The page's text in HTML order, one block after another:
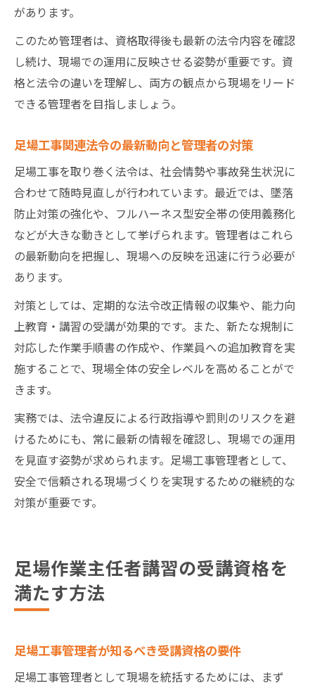
があります。
このため管理者は、資格取得後も最新の法令内容を確認
し続け、現場での運用に反映させる姿勢が重要です。資
格と法令の違いを理解し、両方の観点から現場をリード
できる管理者を目指しましょう。
足場工事関連法令の最新動向と管理者の対策
足場工事を取り巻く法令は、社会情勢や事故発生状況に
合わせて随時見直しが行われています。最近では、墜落
防止対策の強化や、フルハーネス型安全帯の使用義務化
などが大きな動きとして挙げられます。管理者はこれら
の最新動向を把握し、現場への反映を迅速に行う必要が
あります。
対策としては、定期的な法令改正情報の収集や、能力向
上教育・講習の受講が効果的です。また、新たな規制に
対応した作業手順書の作成や、作業員への追加教育を実
施することで、現場全体の安全レベルを高めることがで
きます。
実務では、法令違反による行政指導や罰則のリスクを避
けるためにも、常に最新の情報を確認し、現場での運用
を見直す姿勢が求められます。足場工事管理者として、
安全で信頼される現場づくりを実現するための継続的な
対策が重要です。
足場作業主任者講習の受講資格を
満たす方法
足場工事管理者が知るべき受講資格の要件
足場工事管理者として現場を統括するためには、まず